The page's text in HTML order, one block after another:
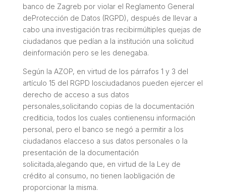
banco de Zagreb por violar el Reglamento General
deProtección de Datos (RGPD), después de llevar a
cabo una investigación tras recibirmúltiples quejas de
ciudadanos que pedían a la institución una solicitud
deinformación pero se les denegaba.
Según la AZOP, en virtud de los párrafos 1 y 3 del
artículo 15 del RGPD losciudadanos pueden ejercer el
derecho de acceso a sus datos
personales,solicitando copias de la documentación
crediticia, todos los cuales contienensu información
personal, pero el banco se negó a permitir a los
ciudadanos elacceso a sus datos personales o la
presentación de la documentación
solicitada,alegando que, en virtud de la Ley de
crédito al consumo, no tienen laobligación de
proporcionar la misma.